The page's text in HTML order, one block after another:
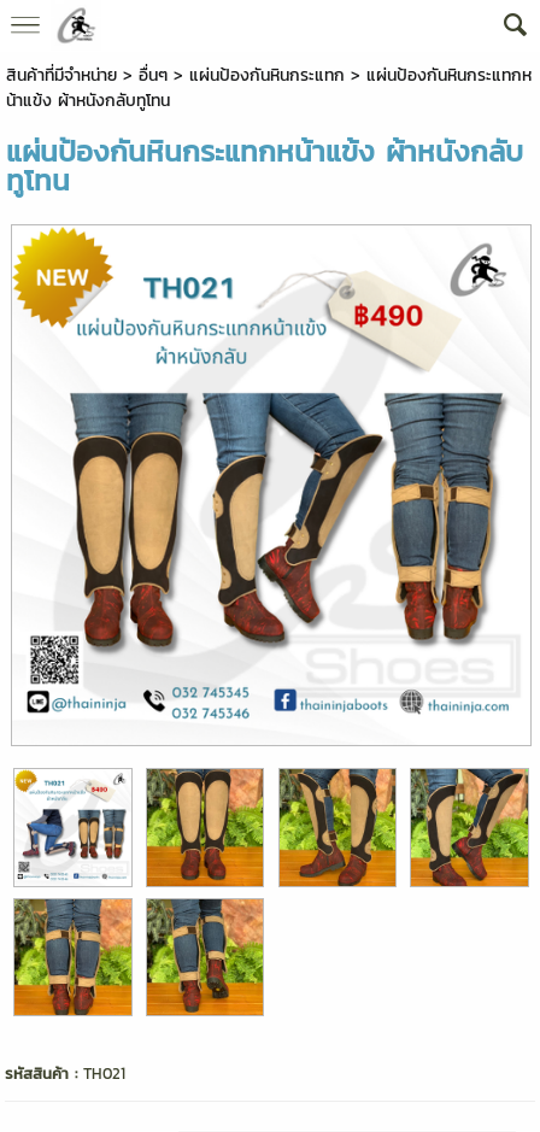
สินค้าที่มีจำหน่าย> อื่นๆ> แผ่นป้องกันหินกระแทก > แผ่นป้องกันหินกระแทกห
น้าแข้ง ผ้าหนังกลับทูโทน
แผ่นป้องกันหินกระแทกหน้าแข้ง ผ้าหนังกลับ
ทูโทน
รหัสสินค้า :TH021